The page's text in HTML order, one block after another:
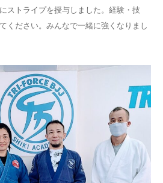
ストライプを授与しました。経験・技
ください。みんなで一緒に強くなりまし